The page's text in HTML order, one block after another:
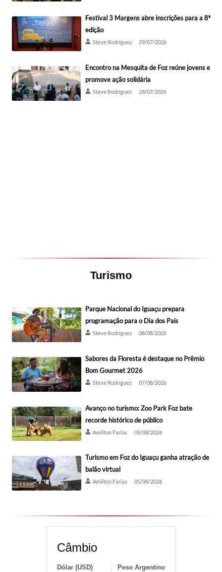
Festival 3 Margens abre inscrições para a 8ª
edição
Steve Rodríguez 29/07/2026
Encontro na Mesquita de Foz reúne jovens e
promove ação solidária
Steve Rodríguez 28/07/2026
Turismo
Parque Nacional do Iguaçu prepara
programação para o Dia dos Pais
Steve Rodríguez 08/08/2026
Sabores da Floresta é destaque no Prêmio
Bom Gourmet 2026
Steve Rodríguez 07/08/2026
Avanço no turismo: Zoo Park Foz bate
recorde histórico de público
Amilton Farias 05/08/2026
Turismo em Foz do Iguaçu ganha atração de
balão virtual
Amilton Farias 05/08/2026
Câmbio
Dólar (USD) Peso Argentino